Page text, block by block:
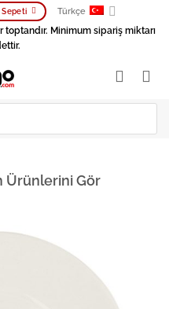
Sepeti Türkçe
Minimum sipariş miktarı
Ürünlerini Gör